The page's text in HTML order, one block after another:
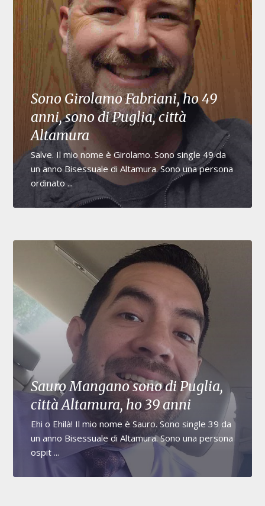
Sono Girolamo Fabriani, ho 49
anni, sono di Puglia, città
Altamura
Salve. Il mio nome è Girolamo. Sono single 49 da
un anno Bisessuale di Altamura. Sono una persona
ordinato ...
Sauro Mangano sono di Puglia,
città Altamura, ho 39 anni
Ehi o Ehilà! Il mio nome è Sauro. Sono single 39 da
un anno Bisessuale di Altamura. Sono una persona
ospit ...